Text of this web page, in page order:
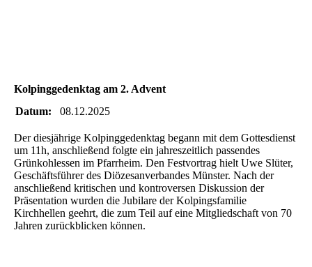
Kolpinggedenktag am 2. Advent
Datum:
08.12.2025
Der diesjährige Kolpinggedenktag begann mit dem Gottesdienst
um 11h, anschließend folgte ein jahreszeitlich passendes
Grünkohlessen im Pfarrheim. Den Festvortrag hielt Uwe Slüter,
Geschäftsführer des Diözesanverbandes Münster. Nach der
anschließend kritischen und kontroversen Diskussion der
Präsentation wurden die Jubilare der Kolpingsfamilie
Kirchhellen geehrt, die zum Teil auf eine Mitgliedschaft von 70
Jahren zurückblicken können.